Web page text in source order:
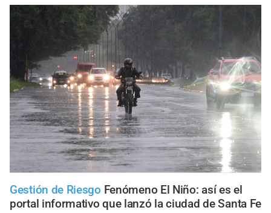
Gestión de Riesgo Fenómeno El Niño: así es el
portal informativo que lanzó la ciudad de Santa Fe